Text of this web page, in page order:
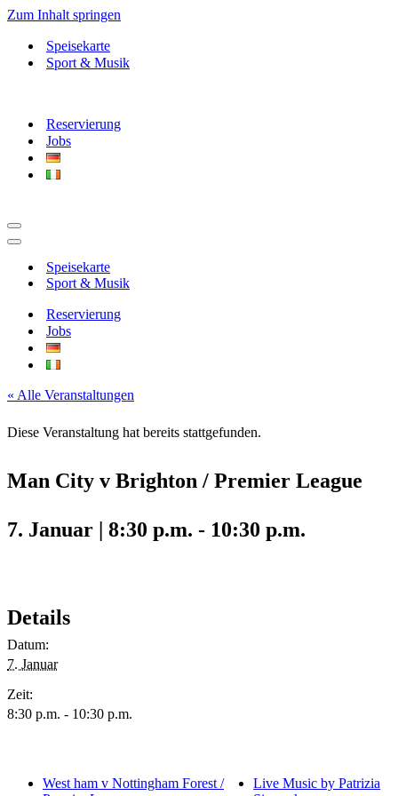
Zum Inhalt springen
Speisekarte
Sport & Musik
Reservierung
Jobs
Navigationsmenü
Navigationsmenü
Speisekarte
Sport & Musik
Reservierung
Jobs
« Alle Veranstaltungen
Diese Veranstaltung hat bereits stattgefunden.
Man City v Brighton / Premier League
7. Januar | 8:30 p.m. - 10:30 p.m.
Details
Datum:
7. Januar
Zeit:
8:30 p.m. - 10:30 p.m.
West ham v Nottingham Forest /
Live Music by Patrizia